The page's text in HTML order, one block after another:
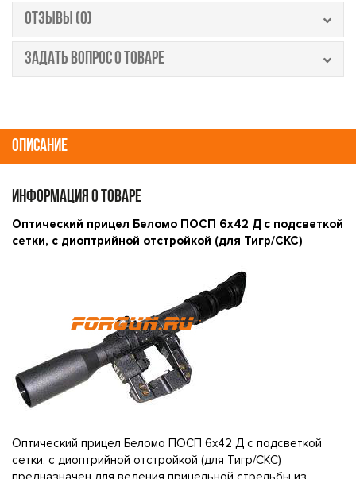
ОТЗЫВЫ (0)
ЗАДАТЬ ВОПРОС О ТОВАРЕ
ОПИСАНИЕ
ИНФОРМАЦИЯ О ТОВАРЕ
Оптический прицел Беломо ПОСП 6x42 Д с подсветкой
сетки, с диоптрийной отстройкой (для Тигр/СКС)
Оптический прицел Беломо ПОСП 6x42 Д с подсветкой
сетки, с диоптрийной отстройкой (для Тигр/СКС)